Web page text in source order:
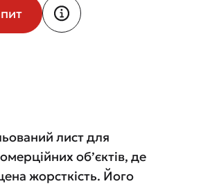
лист для
об’єктів, де
жорсткість. Його